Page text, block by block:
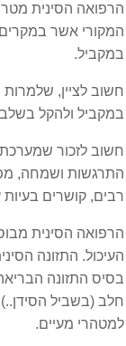
רירית
שחלות
שרירנים
מחלות עור
אסטמה
הרפואה הסינית
המקורי אשר במקרים
במקביל.
חשוב לציין,
במקביל ולהקל
חשוב לזכור
התרגשות ושמחה,
רבים, קושרים
הרפואה הסינית
העיכול. התזונה
בסיס התזונה
חלב (בשביל
למטהרי מעיים.